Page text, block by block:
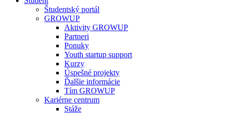
Študentský portál
GROWUP
Aktivity GROWUP
Partneri
Ponuky
Youth startup support
Kurzy
Úspešné projekty
Ďalšie informácie
Tím GROWUP
Kariérne centrum
Stáže